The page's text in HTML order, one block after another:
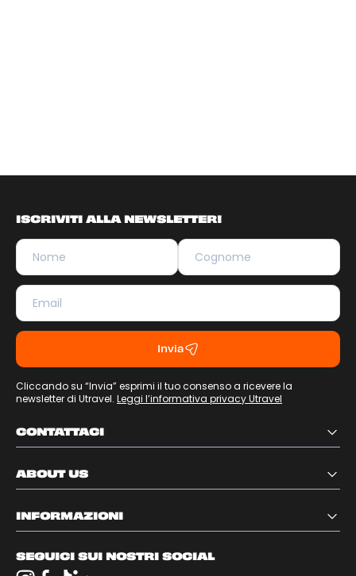
ISCRIVITI ALLA NEWSLETTER!
Invia
Cliccando su “Invia” esprimi il tuo consenso a ricevere la
newsletter di Utravel. Leggi l’informativa privacy Utravel
CONTATTACI
ABOUT US
INFORMAZIONI
SEGUICI SUI NOSTRI SOCIAL